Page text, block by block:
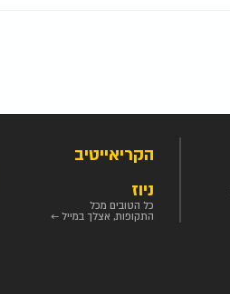
הקריאייטיב
ניוז
כל הטובים מכל
התקופות, אצלך במייל ←